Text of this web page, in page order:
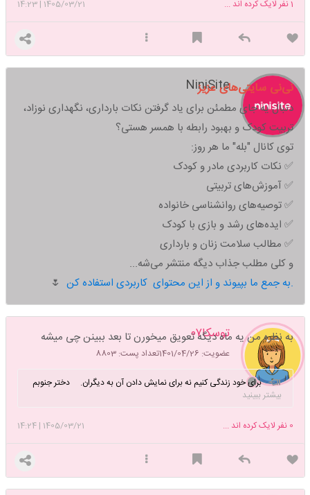
1405/03/21
|
14:23 1نفر لایک کرده اند ...
NiniSite
نی‌نی سایتی‌های عزیز
دنبال یه جای مطمئن برای یاد گرفتن نکات بارداری، نگهداری نوزاد،
تربیت کودک و بهبود رابطه با همسر هستی؟
توی کانال "بله" ما هر روز:
✅ نکات کاربردی مادر و کودک
✅ آموزش‌های تربیتی
✅ توصیه‌های روانشناسی خانواده
✅ ایده‌های رشد و بازی با کودک
✅ مطالب سلامت زنان و بارداری
و کلی مطلب جذاب دیگه منتشر می‌شه...
به جمع ما بپیوند و از این محتوای کاربردی استفاده کن.
🌷
توسکا۰۷
عضویت: 1401/04/26 تعداد پست: 8803
به نظره من یه ماه دیگه تعویق میخورن تا بعد ببینن چی میشه
برای خود زندگی کنیم نه برای نمایش دادن آن به دیگران. دختر جنوبم
🐚🧜🏻‍♀️
بیشتر ببینید
1405/03/21
|
14:24 0 نفر لایک کرده اند ...